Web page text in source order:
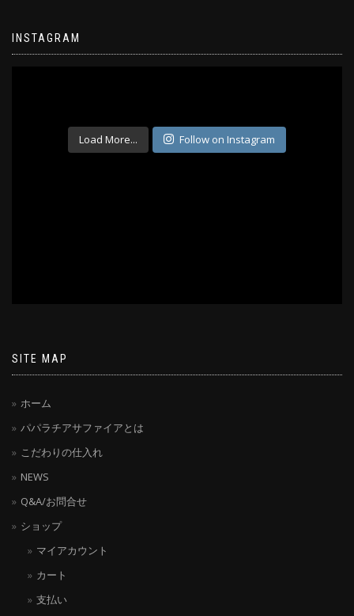
INSTAGRAM
Load More... Follow on Instagram
SITE MAP
ホーム
パパラチアサファイアとは
こだわりの仕入れ
NEWS
Q&A/お問合せ
ショップ
マイアカウント
カート
支払い